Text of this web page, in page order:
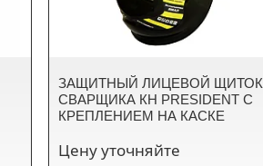
ЗАЩИТНЫЙ ЛИЦЕВОЙ ЩИТОК
СВАРЩИКА КН PRESIDENT С
КРЕПЛЕНИЕМ НА КАСКЕ
Цену уточняйте